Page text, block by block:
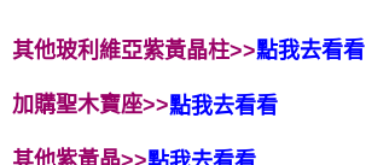
其他玻利維亞紫黃晶柱>>點我去看看
加購聖木寶座>>點我去看看